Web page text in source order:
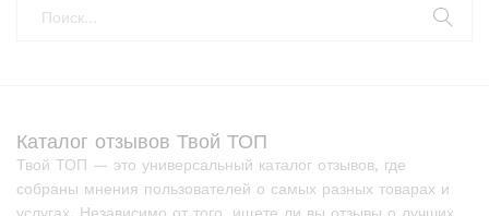
Каталог отзывов Твой ТОП
Твой ТОП — это универсальный каталог отзывов, где
собраны мнения пользователей о самых разных товарах и